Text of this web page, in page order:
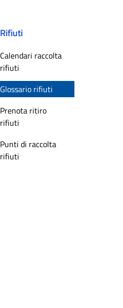
Rifiuti
Calendari raccolta
rifiuti
Glossario rifiuti
Prenota ritiro
rifiuti
Punti di raccolta
rifiuti